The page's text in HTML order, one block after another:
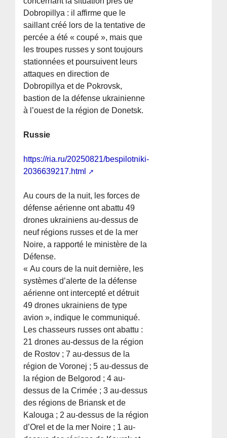
Dobropillya : il affirme que le
saillant créé lors de la tentative de
percée a été « coupé », mais que
les troupes russes y sont toujours
stationnées et poursuivent leurs
attaques en direction de
Dobropillya et de Pokrovsk,
bastion de la défense ukrainienne
à l’ouest de la région de Donetsk.
Russie
https://ria.ru/20250821/bespilotniki-
2036639217.html
Au cours de la nuit, les forces de
défense aérienne ont abattu 49
drones ukrainiens au-dessus de
neuf régions russes et de la mer
Noire, a rapporté le ministère de la
Défense.
« Au cours de la nuit dernière, les
systèmes d’alerte de la défense
aérienne ont intercepté et détruit
49 drones ukrainiens de type
avion », indique le communiqué.
Les chasseurs russes ont abattu :
21 drones au-dessus de la région
de Rostov ; 7 au-dessus de la
région de Voronej ; 5 au-dessus de
la région de Belgorod ; 4 au-
dessus de la Crimée ; 3 au-dessus
des régions de Briansk et de
Kalouga ; 2 au-dessus de la région
d’Orel et de la mer Noire ; 1 au-